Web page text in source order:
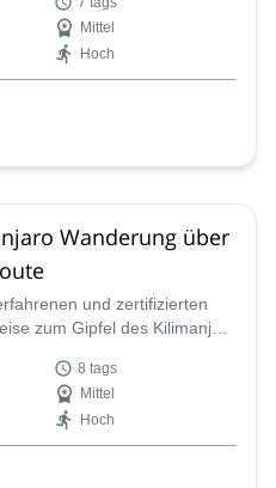
Mittel
Hoch
Wanderung über
und zertifizierten
zum Gipfel des Kilimanjaro
8 tags
Mittel
Hoch